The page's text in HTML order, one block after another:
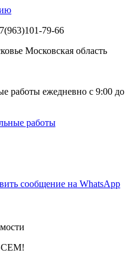
79-66
работы ежедневно c 9:00 до
работы